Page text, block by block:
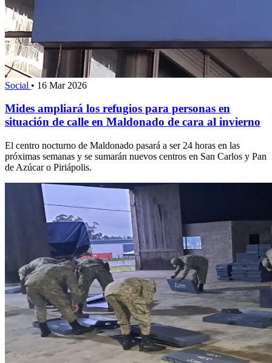
Social • 16 Mar 2026
Mides ampliará los refugios para personas en
situación de calle en Maldonado de cara al invierno
El centro nocturno de Maldonado pasará a ser 24 horas en las
próximas semanas y se sumarán nuevos centros en San Carlos y Pan
de Azúcar o Piriápolis.